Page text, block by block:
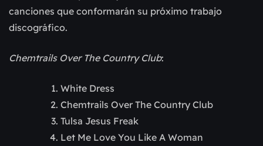
canciones que conformarán su próximo trabajo
discográfico.
Chemtrails Over The Country Club:
White Dress
Chemtrails Over The Country Club
Tulsa Jesus Freak
Let Me Love You Like A Woman